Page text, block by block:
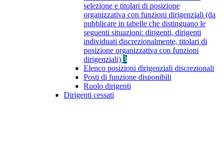
selezione e titolari di posizione
organizzativa con funzioni dirigenziali (da
pubblicare in tabelle che distinguano le
seguenti situazioni: dirigenti, dirigenti
individuati discrezionalmente, titolari di
posizione organizzativa con funzioni
dirigenziali) 3
Elenco posizioni dirigenziali discrezionali
Posti di funzione disponibili
Ruolo dirigenti
Dirigenti cessati